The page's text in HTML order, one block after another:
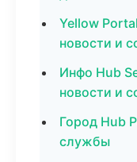
Yellow
новости и
Инфо Hub
новости и
Город Hub
службы